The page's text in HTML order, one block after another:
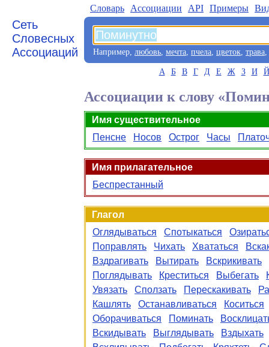
Сеть
Словесных
Ассоциаций
Словарь Aссоциации API Примеры
Например, любовь, мечта, пчела, цветок, трава,
А Б В Г Д Е Ж З И Й
Ассоциации к слову
Имя существительное
Пенсне
Носов Острог Часы
Имя прилагательное
Беспрестанный
Глагол
Оглядываться
Спотыкаться
Поправлять
Чихать Хвататься
Вздрагивать
Вытирать
Вскрикивать
Поглядывать
Креститься Выбегать
Увязать
Сползать Перескакивать
Кашлять
Останавливаться
Коситься
Оборачиваться
Поминать
Вскидывать
Выглядывать
Вздыхать